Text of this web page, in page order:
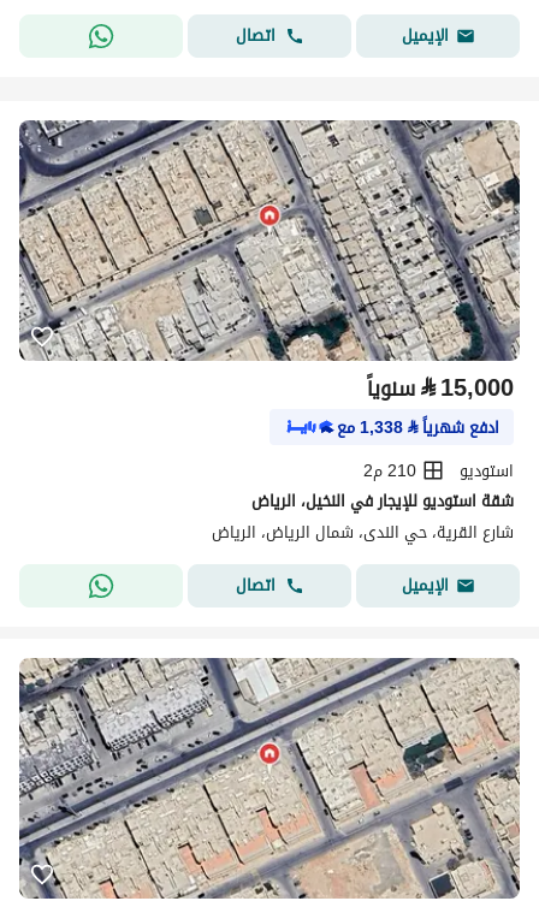
الإيميل
اتصال
⃁15,000 سنوياً
ادفع شهرياً⃁
1,338مع
استوديو
210 م2
شقة استوديو للإيجار في النخيل، الرياض
شارع القرية، حي الندى، شمال الرياض، الرياض
الإيميل
اتصال